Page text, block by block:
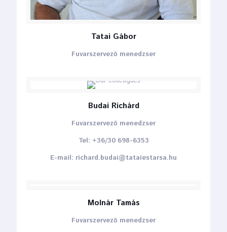
Tatai Gábor
Fuvarszervező menedzser
Budai Richárd
Fuvarszervező menedzser
Tel: +36/30 698-6353
E-mail: richard.budai@tataiestarsa.hu
Molnár Tamás
Fuvarszervező menedzser